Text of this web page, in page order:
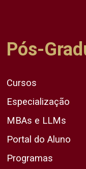
Pós-
Cursos
Especialização
MBAs e LLMs
Portal do Aluno
Programas